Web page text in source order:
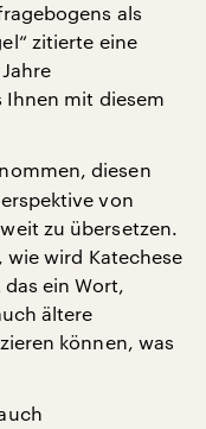
als
zitierte eine
Ihnen mit diesem
diesen
von
zu übersetzen.
wie wird Katechese
ein Wort,
ältere
können, was